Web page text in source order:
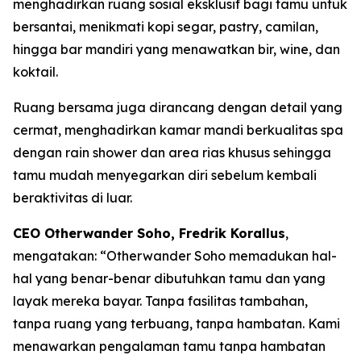
menghadirkan ruang sosial eksklusif bagi tamu untuk
bersantai, menikmati kopi segar, pastry, camilan,
hingga bar mandiri yang menawatkan bir, wine, dan
koktail.
Ruang bersama juga dirancang dengan detail yang
cermat, menghadirkan kamar mandi berkualitas spa
dengan rain shower dan area rias khusus sehingga
tamu mudah menyegarkan diri sebelum kembali
beraktivitas di luar.
CEO Otherwander Soho, Fredrik Korallus,
mengatakan: “Otherwander Soho memadukan hal-
hal yang benar-benar dibutuhkan tamu dan yang
layak mereka bayar. Tanpa fasilitas tambahan,
tanpa ruang yang terbuang, tanpa hambatan. Kami
menawarkan pengalaman tamu tanpa hambatan